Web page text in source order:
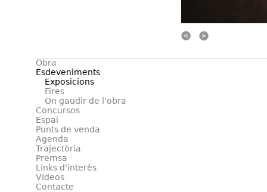
Ant. Següent
Obra
Esdeveniments
Exposicions
Fires
On gaudir de l'obra
Concursos
Espai
Punts de venda
Agenda
Trajectòria
Premsa
Links d'interès
Vídeos
Contacte